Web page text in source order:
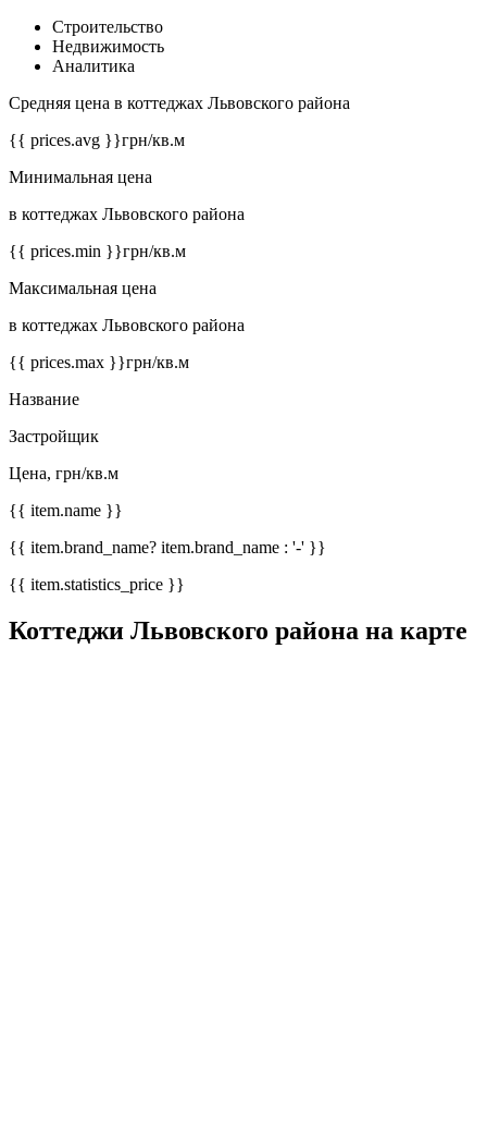
Строительство
Недвижимость
Аналитика
Средняя цена в коттеджах Львовского района
{{ prices.avg }}грн/кв.м
Минимальная цена
в коттеджах Львовского района
{{ prices.min }}грн/кв.м
Максимальная цена
в коттеджах Львовского района
{{ prices.max }}грн/кв.м
Название
Застройщик
Цена, грн/кв.м
{{ item.name }}
{{ item.brand_name? item.brand_name : '-' }}
{{ item.statistics_price }}
Коттеджи Львовского района на карте